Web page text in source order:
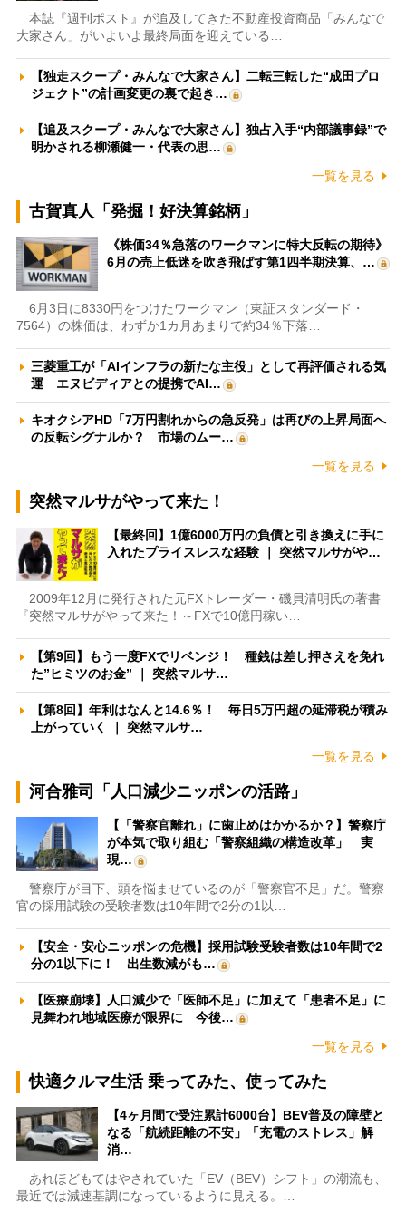
本誌『週刊ポスト』が追及してきた不動産投資商品「みんなで
大家さん」がいよいよ最終局面を迎えている…
【独走スクープ・みんなで大家さん】二転三転した“成田プロ
ジェクト”の計画変更の裏で起き…
【追及スクープ・みんなで大家さん】独占入手“内部議事録”で
明かされる柳瀬健一・代表の思…
一覧を見る
古賀真人「発掘！好決算銘柄」
《株価34％急落のワークマンに特大反転の期待》
6月の売上低迷を吹き飛ばす第1四半期決算、…
6月3日に8330円をつけたワークマン（東証スタンダード・
7564）の株価は、わずか1カ月あまりで約34％下落…
三菱重工が「AIインフラの新たな主役」として再評価される気
運 エヌビディアとの提携でAI…
キオクシアHD「7万円割れからの急反発」は再びの上昇局面へ
の反転シグナルか？ 市場のムー…
一覧を見る
突然マルサがやって来た！
【最終回】1億6000万円の負債と引き換えに手に
入れたプライスレスな経験 ｜ 突然マルサがや…
2009年12月に発行された元FXトレーダー・磯貝清明氏の著書
『突然マルサがやって来た！～FXで10億円稼い…
【第9回】もう一度FXでリベンジ！ 種銭は差し押さえを免れ
た”ヒミツのお金” ｜ 突然マルサ…
【第8回】年利はなんと14.6％！ 毎日5万円超の延滞税が積み
上がっていく ｜ 突然マルサ…
一覧を見る
河合雅司「人口減少ニッポンの活路」
【「警察官離れ」に歯止めはかかるか？】警察庁
が本気で取り組む「警察組織の構造改革」 実
現…
警察庁が目下、頭を悩ませているのが「警察官不足」だ。警察
官の採用試験の受験者数は10年間で2分の1以…
【安全・安心ニッポンの危機】採用試験受験者数は10年間で2
分の1以下に！ 出生数減がも…
【医療崩壊】人口減少で「医師不足」に加えて「患者不足」に
見舞われ地域医療が限界に 今後…
一覧を見る
快適クルマ生活 乗ってみた、使ってみた
【4ヶ月間で受注累計6000台】BEV普及の障壁と
なる「航続距離の不安」「充電のストレス」解
消…
あれほどもてはやされていた「EV（BEV）シフト」の潮流も、
最近では減速基調になっているように見える。…